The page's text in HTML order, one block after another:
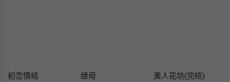
初恋情结 继母 美人花坊(完结)